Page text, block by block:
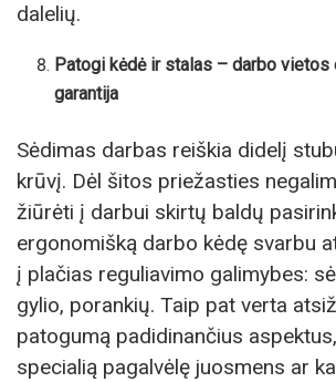
dalelių.
Patogi kėdė ir stalas – darbo vietos
garantija
Sėdimas darbas reiškia didelį
krūvį. Dėl šitos priežasties
žiūrėti į darbui skirtų baldų
ergonomišką darbo kėdę svarbu
į plačias reguliavimo galimybes:
gylio, porankių. Taip pat verta
patogumą padidinančius
specialią pagalvėlę juosmens ar